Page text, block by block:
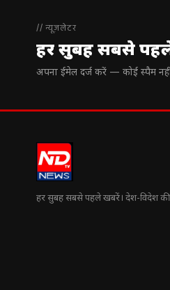
// न्यूज़लेटर
हर सुबह सबसे
अपना ईमेल दर्ज करें — कोई स्पैम
हर सुबह सबसे पहले खबरें। देश-विदेश की